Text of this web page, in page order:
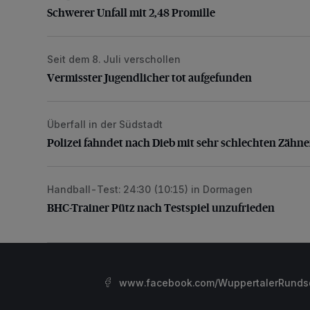
Schwerer Unfall mit 2,48 Promille
Vermisster Jugendlicher tot aufgefunden
Seit dem 8. Juli verschollen
Vermisster Jugendlicher tot aufgefunden
Polizei fahndet nach Dieb mit sehr schlechten Zähnen
Überfall in der Südstadt
Polizei fahndet nach Dieb mit sehr schlechten
BHC-Trainer Pütz nach Testspiel unzufrieden
Handball-Test: 24:30 (10:15) in Dormagen
BHC-Trainer Pütz nach Testspiel unzufrieden
www.facebook.com/